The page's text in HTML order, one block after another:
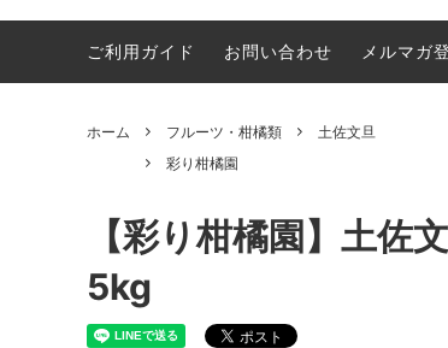
フルーツ・柑橘類
久保農園
沖の島水産
こだわり品ねっとについて
成田果樹園について
ご利用ガイド お問い合わせ メルマガ
ホーム フルーツ・柑橘類
土佐文旦
彩り柑橘園
【彩り柑橘園】土佐
5kg